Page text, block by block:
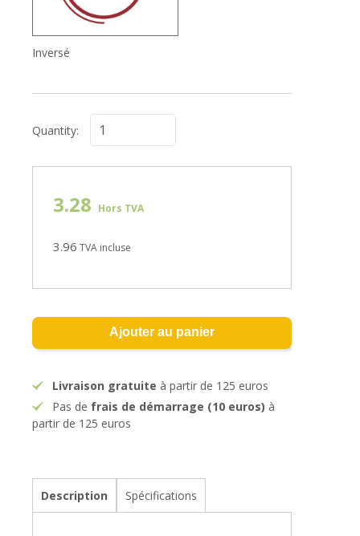
Inversé
Quantity:
3.28 Hors TVA
3.96 TVA incluse
Ajouter au panier
Livraison gratuite à partir de 125 euros
Pas de frais de démarrage (10 euros) à
partir de 125 euros
Description Spécifications